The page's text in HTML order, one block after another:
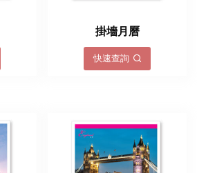
掛墻月曆
快速查詢